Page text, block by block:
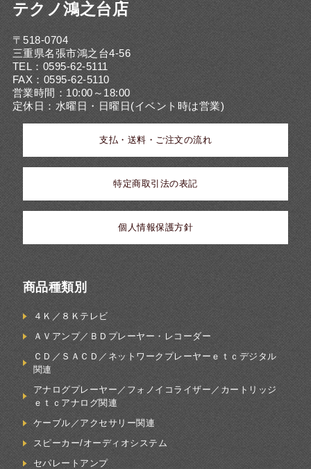
テクノ鴻之台店
〒518-0704
三重県名張市鴻之台4-56
TEL：0595-62-5111
FAX：0595-62-5110
営業時間：10:00～18:00
定休日：水曜日・日曜日(イベント時は営業)
支払・送料・ご注文の流れ
特定商取引法の表記
個人情報保護方針
商品種類別
４Ｋ／８Ｋテレビ
ＡＶアンプ／ＢＤプレーヤー・レコーダー
ＣＤ／ＳＡＣＤ／ネットワークプレーヤーｅｔｃデジタル
関連
アナログプレーヤー／フォノイコライザー／カートリッジ
ｅｔｃアナログ関連
ケーブル／アクセサリー関連
スピーカー/オーディオシステム
セパレートアンプ